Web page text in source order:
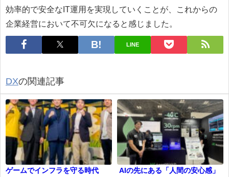
効率的で安全なIT運用を実現していくことが、これからの
企業経営において不可欠になると感じました。
LINE
DXの関連記事
ゲームでインフラを守る時代 AIの先にある「人間の安心感」